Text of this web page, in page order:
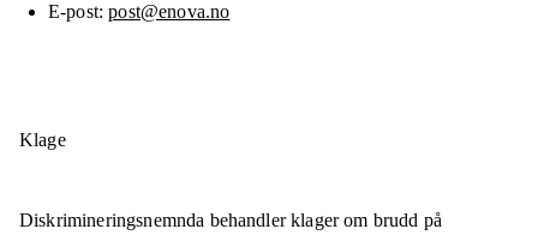
E-post post@enova.no
Klage
Diskrimineringsnemnda behandler klager om brudd på